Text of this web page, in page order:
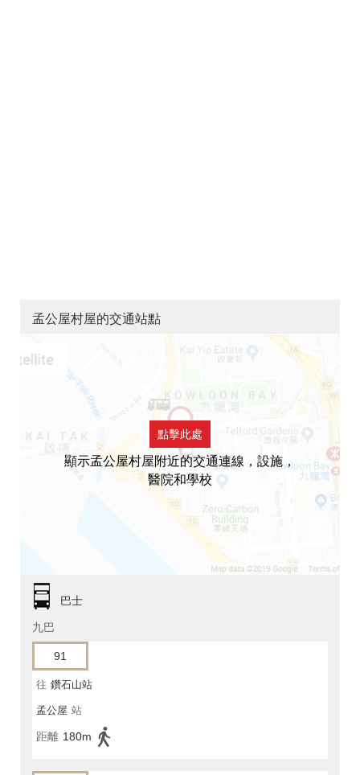
孟公屋村屋的交通站點
點擊此處
顯示孟公屋村屋附近的交通連線，設施，
醫院和學校
巴士
九巴
91
往 鑽石山站
孟公屋 站
距離 180m